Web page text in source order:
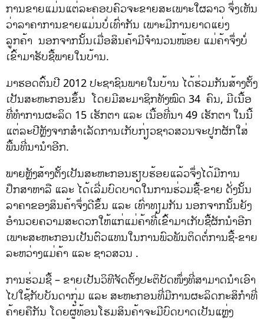
ການຂາຍແມ່ນແຕ່ລະຄອບຄົວຈະຂາຍສະເພາະໃຜລາວ ຈຶ່ງເຫັນ
ວ່າລາຄາການຂາຍແມ່ນບໍ່ເທົ່າກັນ ເພາະມີການຍາດແຍ່ງ
ລູກຄ້າ ນອກຈາກນັ້ນເມື່ອສິນຄ້າມີຈຳນວນໜ້ອຍ ແມ່ຄ້າຈຶ່ງບໍ່
ເຂົ້າມາຮັບຊື້ພາຍໃນບ້ານ.
ມາຮອດຕົ້ນປີ 2012 ປະຊາຊົນພາຍໃນບ້ານ ໄດ້ຮ່ວມກັນສ້າງຕັ້ງ
ເປັນສະຫະກອນຂຶ້ນ ໂດຍມີສະມາຊິກທັງໝົດ 34 ຄົນ, ມີເນື້ອ
ທີ່ທຳການຜະລິດ 15 ເຮັກຕາ ແລະ ເນື້ອທີ່ນາ 49 ເຮັກຕາ ໃນນີ້
ແຕ່ລະປີຫຼັງຈາກສຳເລັດການເກັບກ່ຽວຊາວສວນຈະປູກຜັກໃສ່
ພື້ນທີ່ນານຳອີກ.
ພາຍຫຼັງສ້າງຕັ້ງເປັນສະຫະກອນຮຽບຮ້ອຍແລ້ວຈຶ່ງໄດ້ມີການ
ປຶກສາຫາລື ແລະ ໄດ້ເລີ່ມບົດບາດໃນການຮ່ວມຊື້-ຂາຍ ດັ່ງນັ້ນ
ລາຄາຂອງສິນຄ້າຈຶ່ງດີຂຶ້ນ ແລະ ເທົ່າທຽມກັນ ນອກຈາກນັ້ນຍັງ
ອຳນວຍຄວາມສະດວກໃຫ້ແກ່ແມ່ຄ້າທີ່ເຂົ້າມາເກັບຊື້ຜັກນຳອີກ
ເພາະສະຫະກອນເປັນຕົວແທນໃນການພົວພັນຕິດຕໍ່ການຊື້-ຂາຍ
ລະຫວ່າງແມ່ຄ້າ ແລະ ຊາວສວນ .
ການຮ່ວມຊື້ – ຂາຍເປັນວິທີຈັດຕັ້ງປະຕິບັດໜຶ່ງທີ່ສາມາດນຳເອົາ
ໄປໃຊ້ກັບບັນດາກຸ່ມ ແລະ ສະຫະກອນທີ່ມີການຜະລິດກະສິກຳທີ່
ຄ້າຍຄືກັນ ໂດຍຜູ້ທ້ອນໂຮມສິນຄ້າຈະມີບົດບາດເປັນແຫຼ່ງ